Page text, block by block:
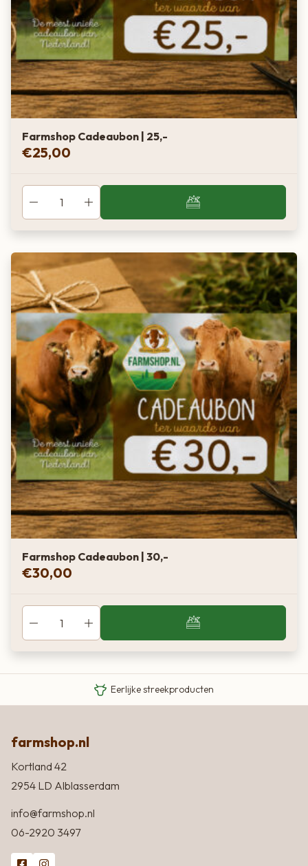
Farmshop Cadeaubon | 25,-
€25,00
Farmshop Cadeaubon | 30,-
€30,00
Eigen Limousin runderen
Eerlijke streekproducten
farmshop.nl
Kortland 42
2954 LD Alblasserdam
info@farmshop.nl
06-2920 3497